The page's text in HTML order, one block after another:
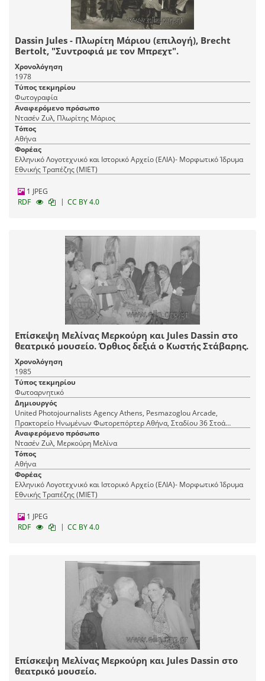
Dassin Jules - Πλωρίτη Μάριου (επιλογή), Brecht
Bertolt, "Συντροφιά με τον Μπρεχτ".
Χρονολόγηση
1978
Τύπος τεκμηρίου
Φωτογραφία
Αναφερόμενο πρόσωπο
Ντασέν Ζυλ, Πλωρίτης Μάριος
Τόπος
Αθήνα
Φορέας
Ελληνικό Λογοτεχνικό και Ιστορικό Αρχείο (ΕΛΙΑ)- Μορφωτικό Ίδρυμα
Εθνικής Τραπέζης (ΜΙΕΤ)
1 JPEG
RDF
| CC BY 4.0
Επίσκεψη Μελίνας Μερκούρη και Jules Dassin στο
θεατρικό μουσείο. Όρθιος δεξιά ο Κωστής Στάβαρης.
Χρονολόγηση
1985
Τύπος τεκμηρίου
Φωτοαρνητικό
Δημιουργός
United Photojournalists Agency Athens, Pesmazoglou Arcade,
Πρακτορείο Ηνωμένων Φωτορεπόρτερ Αθήνα, Σταδίου 36 Στοά
Πεσμαζόγλου, τηλ. 22-348
Αναφερόμενο πρόσωπο
Ντασέν Ζυλ, Μερκούρη Μελίνα
Τόπος
Αθήνα
Φορέας
Ελληνικό Λογοτεχνικό και Ιστορικό Αρχείο (ΕΛΙΑ)- Μορφωτικό Ίδρυμα
Εθνικής Τραπέζης (ΜΙΕΤ)
1 JPEG
RDF
| CC BY 4.0
Επίσκεψη Μελίνας Μερκούρη και Jules Dassin στο
θεατρικό μουσείο.